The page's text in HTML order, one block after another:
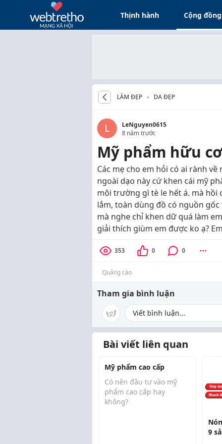
Thịnh hành Cộng đồng
LÀM ĐẸP DA ĐẸP
L
LeNguyen0615
8 năm trước
Mỹ phẩm hữu
Các mẹ cho em hỏi có ai rành
ngoài dạo này cứ khen cái mỹ
môi trường gì tè le hết á. mà hồi
lắm, toàn dùng đồ có nguồn
mà nghe chỉ khen dữ quá làm
giải thích giùm em được ko ạ?
353 0 0
Quảng cáo
Tham gia bình luận
Bài viết liên quan
Mỹ phẩm cao cấp
Có nên đầu tư vào mỹ
phẩm cao cấp hay
không?
9